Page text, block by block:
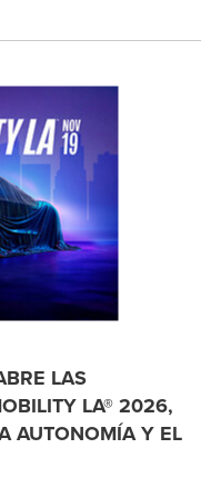
LAS
LA® 2026,
AUTONOMÍA Y EL